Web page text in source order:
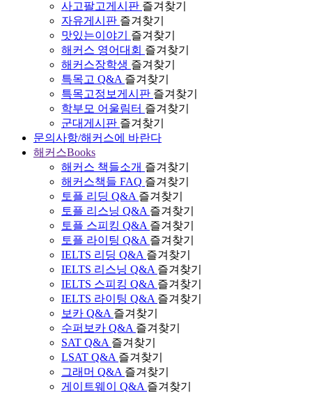
사고팔고게시판 즐겨찾기
자유게시판 즐겨찾기
맛있는이야기
즐겨찾기
해커스 영어대회 즐겨찾기
해커스장학생 즐겨찾기
특목고 Q&A 즐겨찾기
특목고정보게시판 즐겨찾기
학부모 어울림터 즐겨찾기
군대게시판 즐겨찾기
문의사항/해커스에 바란다
해커스Books
해커스 책들소개 즐겨찾기
해커스책들 FAQ 즐겨찾기
토플 리딩 Q&A 즐겨찾기
토플 리스닝 Q&A 즐겨찾기
토플 스피킹 Q&A 즐겨찾기
토플 라이팅 Q&A 즐겨찾기
IELTS 리딩 Q&A 즐겨찾기
IELTS 리스닝 Q&A 즐겨찾기
IELTS 스피킹 Q&A 즐겨찾기
IELTS 라이팅 Q&A 즐겨찾기
보카 Q&A 즐겨찾기
수퍼보카 Q&A 즐겨찾기
SAT Q&A 즐겨찾기
LSAT Q&A 즐겨찾기
그래머 Q&A 즐겨찾기
게이트웨이 Q&A 즐겨찾기